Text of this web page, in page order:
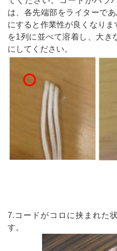
は、各先端部をライターで
にすると作業性が良くなりま
を1列に並べて溶着し、大き
にしてください。
7.コードがコロに挟まれた
す。